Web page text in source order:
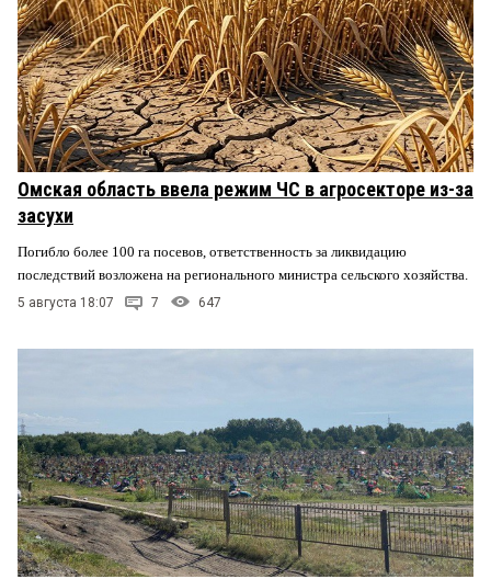
Омская область ввела режим ЧС в агросекторе из-за
засухи
Погибло более 100 га посевов, ответственность за ликвидацию
последствий возложена на регионального министра сельского хозяйства.
5 августа 18:07 7 647